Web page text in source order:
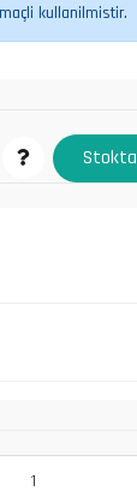
kullanilmistir.